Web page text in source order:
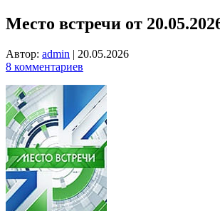
Место встречи от
Автор: admin | 20.05.2026
8 комментариев